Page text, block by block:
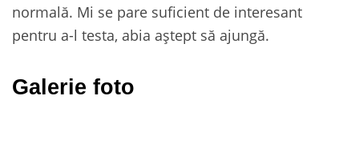
normală. Mi se pare suficient de interesant
pentru a-l testa, abia aștept să ajungă.
Galerie foto